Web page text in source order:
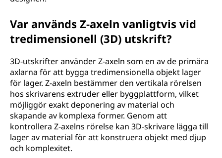
Var används Z-axeln vanligtvis vid
tredimensionell (3D) utskrift?
3D-utskrifter använder Z-axeln som en av de primära
axlarna för att bygga tredimensionella objekt lager
för lager. Z-axeln bestämmer den vertikala rörelsen
hos skrivarens extruder eller byggplattform, vilket
möjliggör exakt deponering av material och
skapande av komplexa former. Genom att
kontrollera Z-axelns rörelse kan 3D-skrivare lägga till
lager av material för att konstruera objekt med djup
och komplexitet.